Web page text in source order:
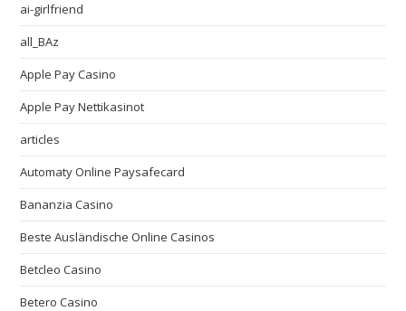
ai-girlfriend
all_BAz
Apple Pay Casino
Apple Pay Nettikasinot
articles
Automaty Online Paysafecard
Bananzia Casino
Beste Ausländische Online Casinos
Betcleo Casino
Betero Casino